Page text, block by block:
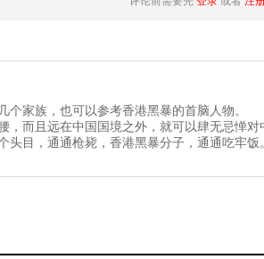
家族，也可以参考香港黑暴的首脑人物。
，而且远在中国国境之外，就可以肆无忌惮对
目，通通枪毙，香港黑暴分子，通通吃牢饭